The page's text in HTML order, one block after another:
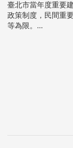
臺北市當年度重要
政策制度，民間重
等為限。...